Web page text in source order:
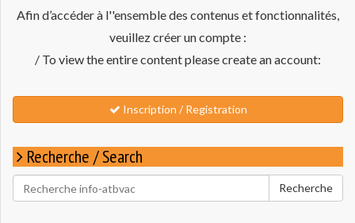
Afin d’accéder à l''ensemble des contenus et fonctionnalités,
veuillez créer un compte :
/ To view the entire content please create an account:
Inscription / Registration
Recherche / Search
Rechercher
pour
Recherche